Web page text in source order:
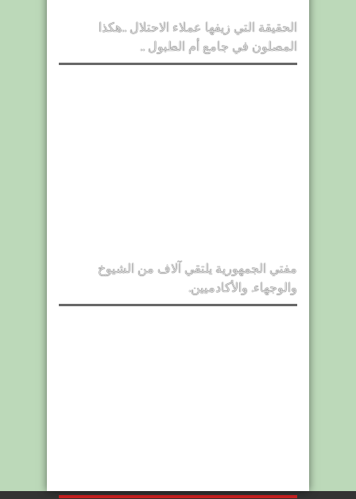
الحقيقة التي زيفها عملاء الاحتلال ..هكذا
المصلون في جامع أم الطبول ..
مفتي الجمهورية يلتقي آلاف من الشيوخ
والوجهاء. والأكادميين.